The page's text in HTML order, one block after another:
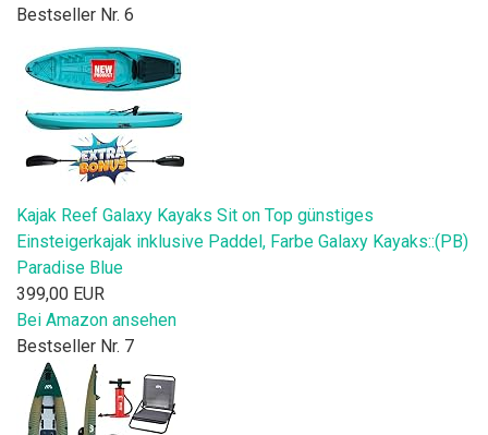
Bestseller Nr. 6
Kajak Reef Galaxy Kayaks Sit on Top günstiges
Einsteigerkajak inklusive Paddel, Farbe Galaxy Kayaks::(PB)
Paradise Blue
399,00 EUR
Bei Amazon ansehen
Bestseller Nr. 7